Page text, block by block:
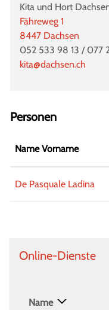
Kita und Hort
Fähreweg 1
8447 Dachsen
052 533 98 13 / 077
kita@dachsen.ch
Personen
Name Vorname
De Pasquale Ladina
Online-Dienste
Name